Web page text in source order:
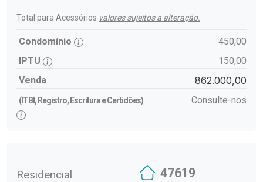
Total para Acessórios valores sujeitos a alteração.
Condomínio
450,00
IPTU
150,00
Venda
862.000,00
(ITBI, Registro, Escritura e Certidões) Consulte-nos
Residencial 47619